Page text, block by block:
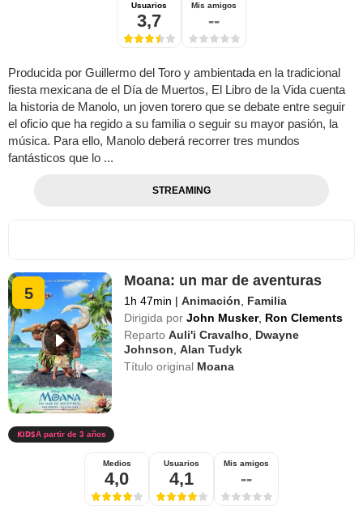
Usuarios
3,7
Mis amigos
--
Producida por Guillermo del Toro y ambientada en la tradicional
fiesta mexicana de el Día de Muertos, El Libro de la Vida cuenta
la historia de Manolo, un joven torero que se debate entre seguir
el oficio que ha regido a su familia o seguir su mayor pasión, la
música. Para ello, Manolo deberá recorrer tres mundos
fantásticos que lo ...
STREAMING
5
Moana: un mar de aventuras
1h 47min | Animación
Familia
Dirigida por John Musker, Ron Clements
Reparto Auli'i Cravalho
Dwayne
Johnson ,Alan Tudyk
Título original Moana
A partir de 3 años
Medios
4,0
Usuarios
4,1
Mis amigos
--